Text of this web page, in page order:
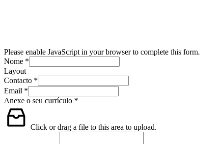
Please enable JavaScript in your browser to complete this form.
Nome *
Layout
Contacto *
Email *
Anexe o seu currículo *
Click or drag a file to this area to upload.